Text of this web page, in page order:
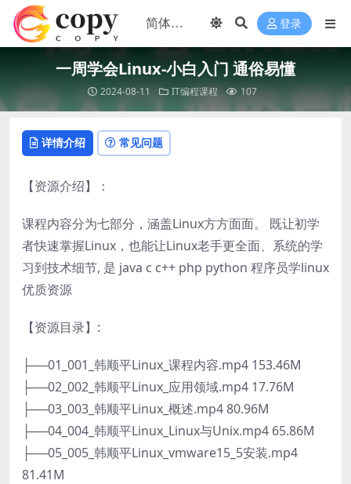
登录
一周学会Linux-小白入门 通俗易懂
2024-08-11 IT编程课程 107
详情介绍 常见问题
【资源介绍】：
课程内容分为七部分，涵盖Linux方方面面。 既让初学
者快速掌握Linux，也能让Linux老手更全面、系统的学
习到技术细节, 是 java c c++ php python 程序员学linux
优质资源
【资源目录】:
├──01_001_韩顺平Linux_课程内容.mp4 153.46M
├──02_002_韩顺平Linux_应用领域.mp4 17.76M
├──03_003_韩顺平Linux_概述.mp4 80.96M
├──04_004_韩顺平Linux_Linux与Unix.mp4 65.86M
├──05_005_韩顺平Linux_vmware15_5安装.mp4
81.41M